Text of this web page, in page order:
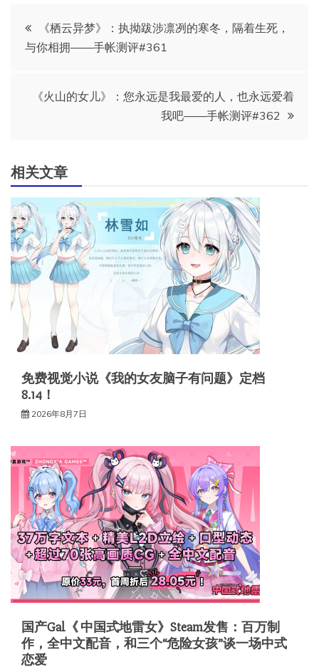
文
章
《栖云异梦》：执拗跋涉凛冽的寒冬，隔着生死，
与你相拥——手帐测评#361
《火山的女儿》：您永远是我最爱的人，也永远爱着
我吧——手帐测评#362
相关文章
免费视觉小说《我的女友脑子有问题》定档
8.14！
2026年8月7日
国产Gal《 中国式地雷女》Steam发售：百万制
作，全中文配音，和三个“危险女孩”谈一场中式
恋爱